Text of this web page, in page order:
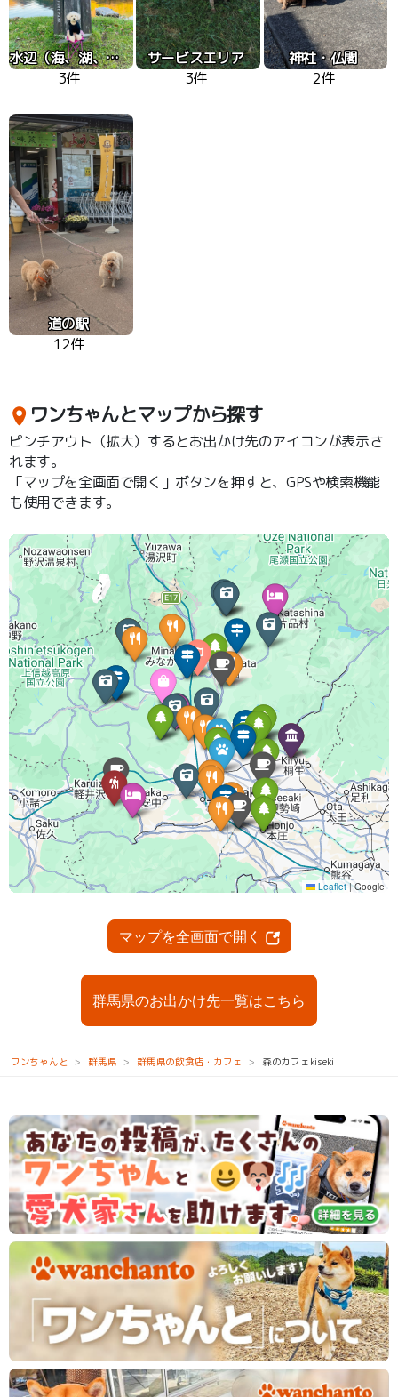
水辺（海、湖、川）
3件
サービスエリア
3件
神社・仏閣
2件
道の駅
12件
ワンちゃんとマップから探す
ピンチアウト（拡大）するとお出かけ先のアイコンが表示さ
れます。
「マップを全画面で開く」ボタンを押すと、GPSや検索機能
も使用できます。
マップを全画面で開く
群馬県のお出かけ先一覧はこちら
ワンちゃんと 群馬県 群馬県の飲食店・カフェ 森のカフェkiseki